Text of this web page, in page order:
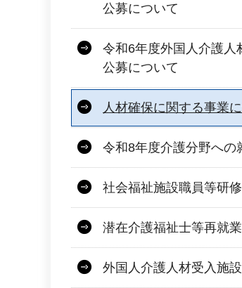
公募について
令和6年度外国人介護人
公募について
人材確保に関する事業
令和8年度介護分野への
社会福祉施設職員等研
潜在介護福祉士等再就
外国人介護人材受入施